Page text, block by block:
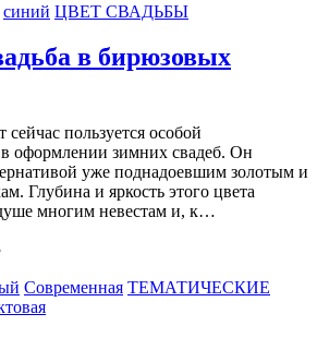
синий ЦВЕТ СВАДЬБЫ
в бирюзовых
пользуется особой
оформлении зимних свадеб. Он
уже поднадоевшим золотым и
Глубина и яркость этого цвета
многим невестам и, к…
Современная ТЕМАТИЧЕСКИЕ